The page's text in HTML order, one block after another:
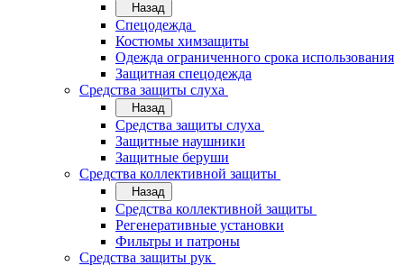
Назад
Спецодежда
Костюмы химзащиты
Одежда ограниченного срока использования
Защитная спецодежда
Средства защиты слуха
Назад
Средства защиты слуха
Защитные наушники
Защитные беруши
Средства коллективной защиты
Назад
Средства коллективной защиты
Регенеративные установки
Фильтры и патроны
Средства защиты рук